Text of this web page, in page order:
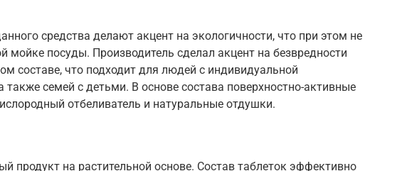
средства делают акцент на экологичности, что при этом не
мойке посуды. Производитель сделал акцент на безвредности
составе, что подходит для людей с индивидуальной
также семей с детьми. В основе состава поверхностно-активные
отбеливатель и натуральные отдушки.
продукт на растительной основе. Состав таблеток эффективно